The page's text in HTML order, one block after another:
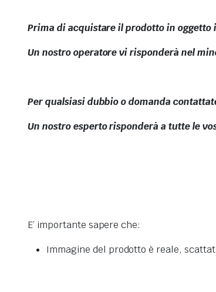
Prima di acquistare il prodotto in
Un nostro operatore vi risponderà nel
Per qualsiasi dubbio o domanda
Un nostro esperto risponderà a tutte le
E’ importante sapere che:
Immagine del prodotto è reale,